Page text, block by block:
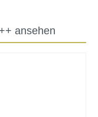
ansehen